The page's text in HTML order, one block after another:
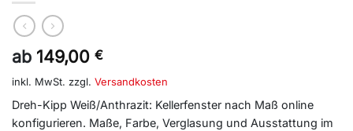
ab 149,00 €
inkl. MwSt. zzgl. Versandkosten
Dreh-Kipp Weiß/Anthrazit: Kellerfenster nach Maß online
konfigurieren. Maße, Farbe, Verglasung und Ausstattung im